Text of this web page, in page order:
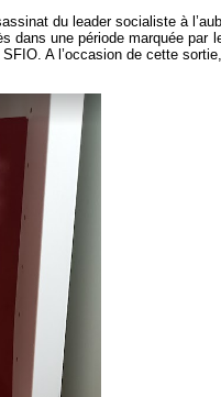
du leader socialiste à
dans une période marquée par
A l’occasion de cette